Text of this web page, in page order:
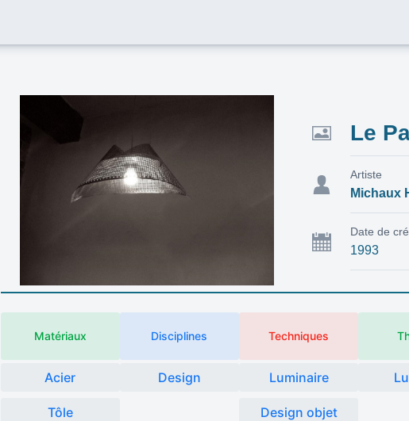
Le
Michaux
Artiste
1993
Date de
Matériaux
Acier
Tôle
Disciplines
Design
Techniques
Luminaire
Design objet